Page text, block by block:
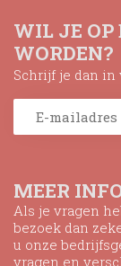
MEER
Als je vragen
bezoek dan
u onze
vragen en
WIL JE OP
WORDEN?
Schrijf je dan